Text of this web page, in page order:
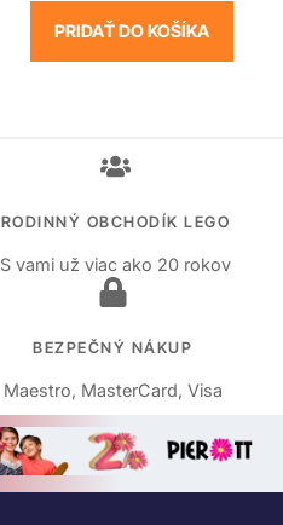
PRIDAŤ DO KOŠÍKA
RODINNÝ OBCHODÍK LEGO
S vami už viac ako 20 rokov
BEZPEČNÝ NÁKUP
Maestro, MasterCard, Visa